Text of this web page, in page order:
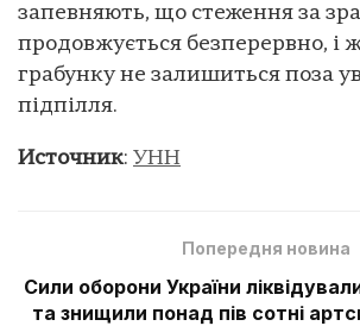
запевняють, що стеження за
продовжується безперервно, і
грабунку не залишиться поза
підпілля.
Источник: УНН
Попередня новина
Сили оборони України
та знищили понад пів сотні